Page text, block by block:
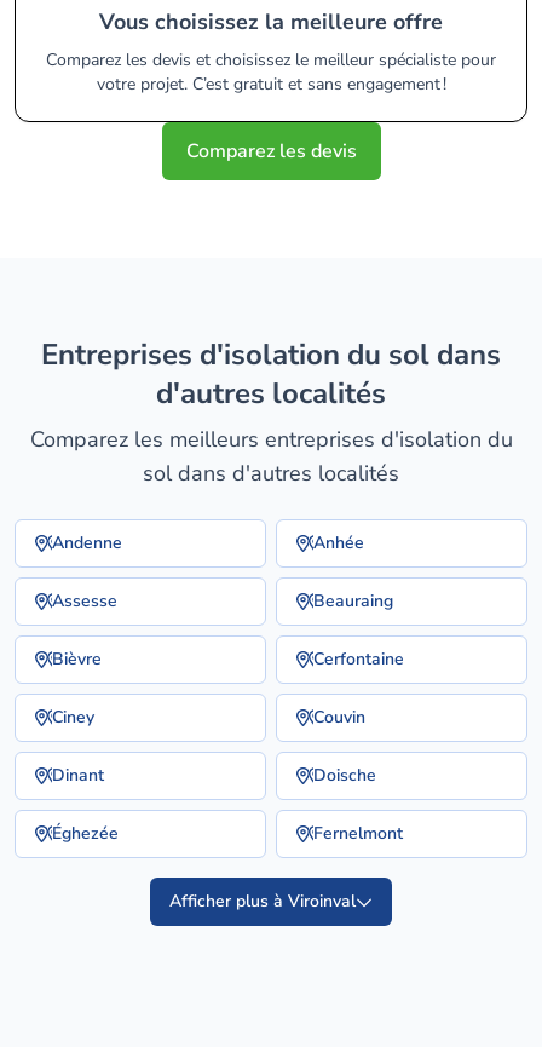
Vous choisissez la meilleure offre
Comparez les devis et choisissez le meilleur spécialiste pour
votre projet. C’est gratuit et sans engagement !
Comparez les devis
entreprises d'isolation du sol dans
d'autres localités
Comparez les meilleurs entreprises d'isolation du
sol dans d'autres localités
Andenne Anhée
Assesse Beauraing
Bièvre Cerfontaine
Ciney Couvin
Dinant Doische
Éghezée Fernelmont
Afficher plus à Viroinval